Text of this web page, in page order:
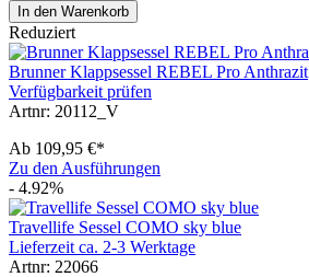
In den Warenkorb
Reduziert
Brunner Klappsessel REBEL Pro Anthrazit
Verfügbarkeit prüfen
Artnr: 20112_V
Ab 109,95 €*
Zu den Ausführungen
- 4.92%
Travellife Sessel COMO sky blue
Lieferzeit ca. 2-3 Werktage
Artnr: 22066